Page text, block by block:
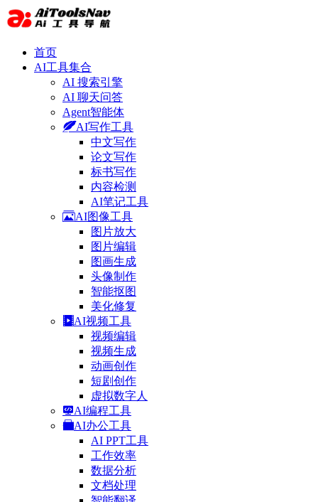
首页
AI工具集合
AI 搜索引擎
AI 聊天问答
Agent智能体
AI写作工具
中文写作
论文写作
标书写作
内容检测
AI笔记工具
AI图像工具
图片放大
图片编辑
图画生成
头像制作
智能抠图
美化修复
AI视频工具
视频编辑
视频生成
动画创作
短剧创作
虚拟数字人
AI编程工具
AI办公工具
AI PPT工具
工作效率
数据分析
文档处理